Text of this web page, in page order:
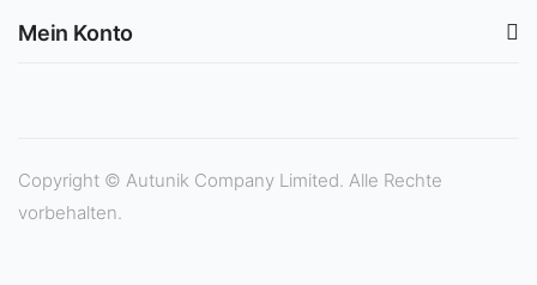
Mein Konto
Copyright © Autunik Company Limited. Alle Rechte
vorbehalten.